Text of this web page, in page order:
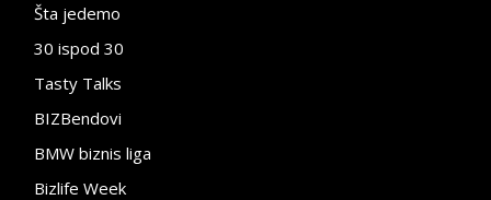
Šta jedemo
30 ispod 30
Tasty Talks
BIZBendovi
BMW biznis liga
Bizlife Week